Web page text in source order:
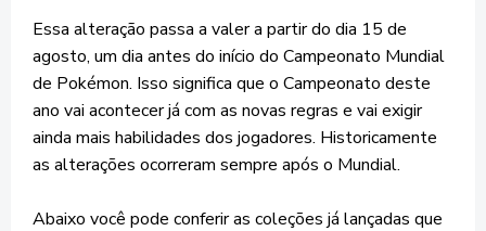
Essa alteração passa a valer a partir do dia 15 de
agosto, um dia antes do início do Campeonato Mundial
de Pokémon. Isso significa que o Campeonato deste
ano vai acontecer já com as novas regras e vai exigir
ainda mais habilidades dos jogadores. Historicamente
as alterações ocorreram sempre após o Mundial.
Abaixo você pode conferir as coleções já lançadas que